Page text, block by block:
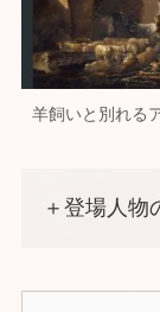
羊飼いと別れる
＋登場人物